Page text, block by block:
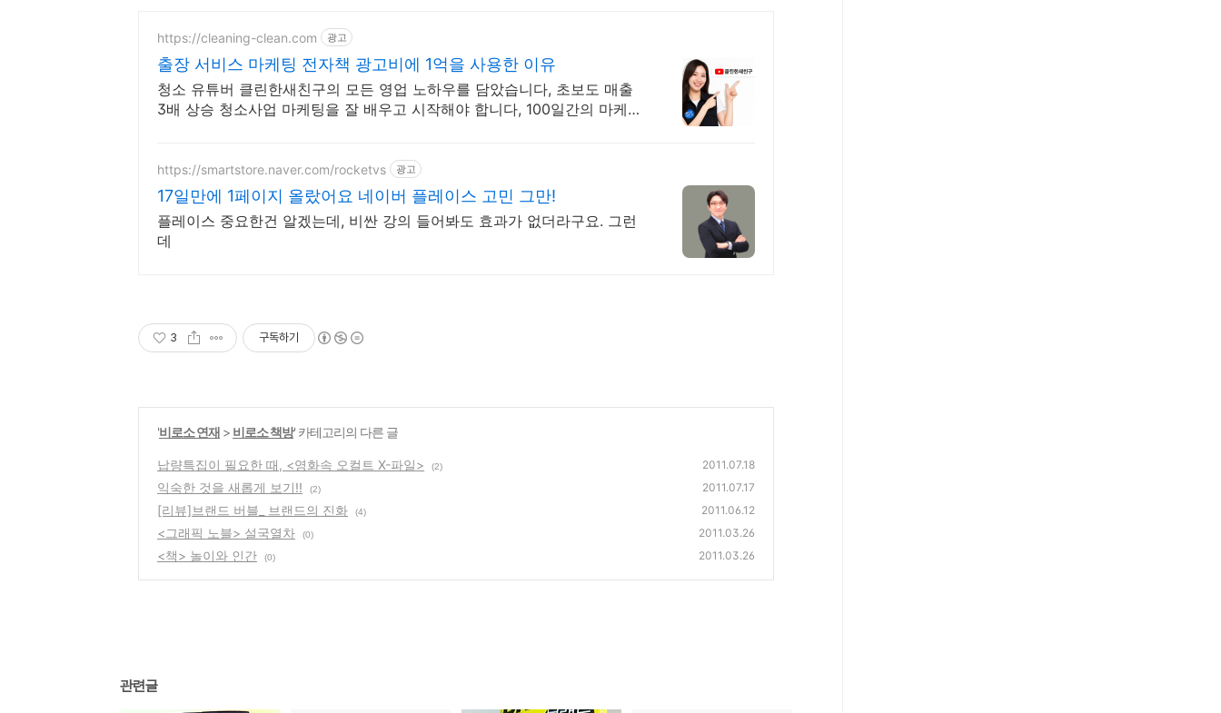
https://cleaning-clean.com 광고
출장 서비스 마케팅 전자책 광고비에 1억을 사용한 이유
청소 유튜버 클린한새친구의 모든 영업 노하우를 담았습니다, 초보도 매출
3배 상승 청소사업 마케팅을 잘 배우고 시작해야 합니다, 100일간의 마케팅
https://smartstore.naver.com/rocketvs 광고
17일만에 1페이지 올랐어요 네이버 플레이스 고민 그만!
플레이스 중요한건 알겠는데, 비싼 강의 들어봐도 효과가 없더라구요. 그런
데
3 구독하기
'비로소 연재 > 비로소 책방' 카테고리의 다른 글
납량특집이 필요한 때, <영화속 오컬트 X-파일> (2) 2011.07.18
익숙한 것을 새롭게 보기!! (2) 2011.07.17
[리뷰]브랜드 버블_ 브랜드의 진화 (4) 2011.06.12
<그래픽 노블> 설국열차 (0) 2011.03.26
<책> 놀이와 인간 (0) 2011.03.26
관련글